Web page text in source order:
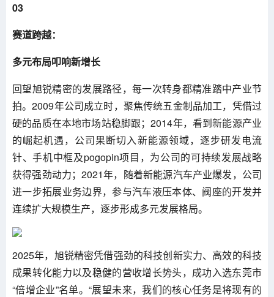
03
赛道跨越：
多元布局叩响新增长
回望旭锐精密的发展路径，每一次转身都精准踏中产业节
拍。2009年公司成立时，聚焦传统五金制品加工，凭借过
硬的品质在本地市场站稳脚跟；2014年，看到新能源产业
的崛起机遇，公司果断切入新能源领域，逐步研发电流
针、手机中框及pogopin项目，为公司的可持续发展战略
获得强劲动力；2021年，随着新能源汽车产业爆发，公司
进一步拓展业务边界，参与汽车液压本体、阀座的开发并
连续扩大规模生产，逐步形成多元发展格局。
2025年，旭锐精密凭借强劲的科技创新实力、高效的科技
成果转化能力以及稳健的营收增长势头，成功入选东莞市
“倍增企业”名单。“展望未来，我们的核心任务是将现有的